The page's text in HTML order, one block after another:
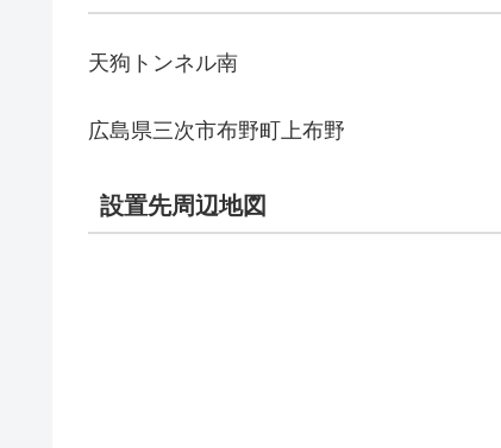
天狗トンネル南
広島県三次市布野町上布野
設置先周辺地図